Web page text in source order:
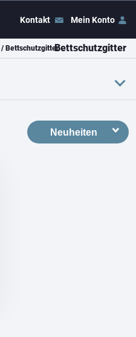
Kontakt Mein Konto
/ BettschutzgitterBettschutzgitter